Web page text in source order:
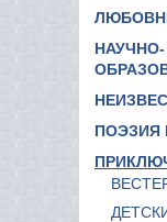
НАУЧНО-
ПОЭЗИЯ